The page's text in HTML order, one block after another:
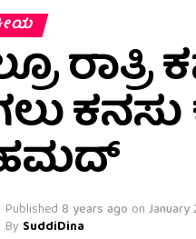
Published 8 years ago on January
By SuddiDina